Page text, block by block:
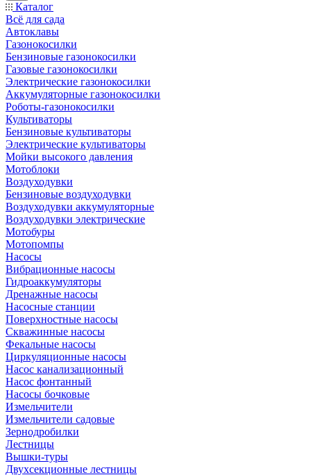
Каталог
Всё для сада
Автоклавы
Газонокосилки
Бензиновые газонокосилки
Газовые газонокосилки
Электрические газонокосилки
Аккумуляторные газонокосилки
Роботы-газонокосилки
Культиваторы
Бензиновые культиваторы
Электрические культиваторы
Мойки высокого давления
Мотоблоки
Воздуходувки
Бензиновые воздуходувки
Воздуходувки аккумуляторные
Воздуходувки электрические
Мотобуры
Мотопомпы
Насосы
Вибрационные насосы
Гидроаккумуляторы
Дренажные насосы
Насосные станции
Поверхностные насосы
Скважинные насосы
Фекальные насосы
Циркуляционные насосы
Насос канализационный
Насос фонтанный
Насосы бочковые
Измельчители
Измельчители садовые
Зернодробилки
Лестницы
Вышки-туры
Двухсекционные лестницы